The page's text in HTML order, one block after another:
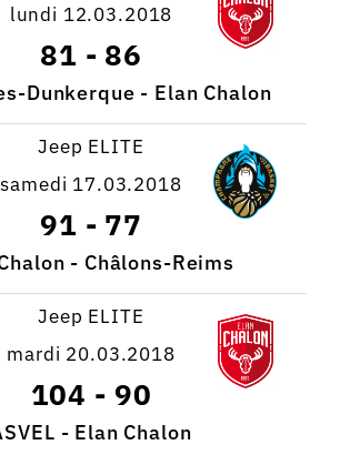
lundi 12.03.2018
81 - 86
Dunkerque - Elan Chalon
Jeep ELITE
samedi 17.03.2018
91 - 77
- Châlons-Reims
Jeep ELITE
mardi 20.03.2018
104 - 90
- Elan Chalon